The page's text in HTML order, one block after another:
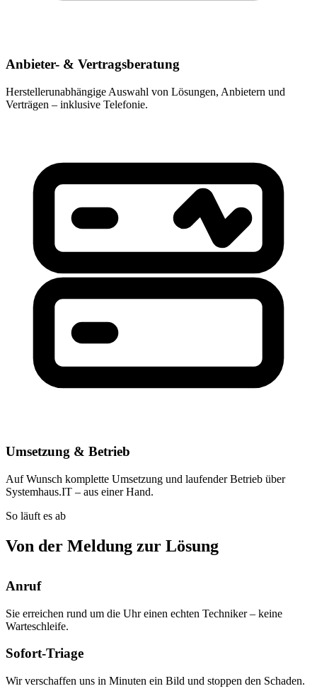
Anbieter- & Vertragsberatung
Herstellerunabhängige Auswahl von Lösungen, Anbietern und
Verträgen – inklusive Telefonie.
Umsetzung & Betrieb
Auf Wunsch komplette Umsetzung und laufender Betrieb über
Systemhaus.IT – aus einer Hand.
So läuft es ab
Von der Meldung zur Lösung
Anruf
Sie erreichen rund um die Uhr einen echten Techniker – keine
Warteschleife.
Sofort-Triage
Wir verschaffen uns in Minuten ein Bild und stoppen den Schaden.